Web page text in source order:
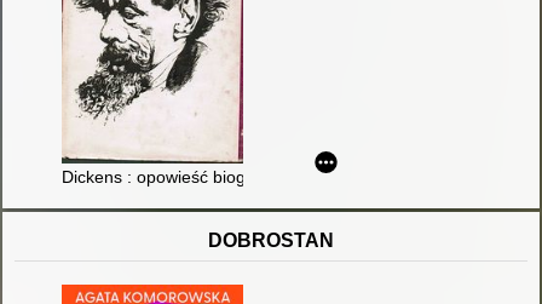
Dickens : opowieść biograficzna
DOBROSTAN